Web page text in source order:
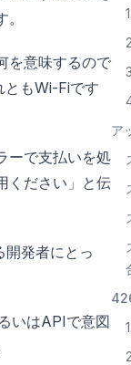
を意味するので
ともWi-Fiです
ーで支払いを処
ください」と伝
発者にとっ
いはAPIで意図
ア